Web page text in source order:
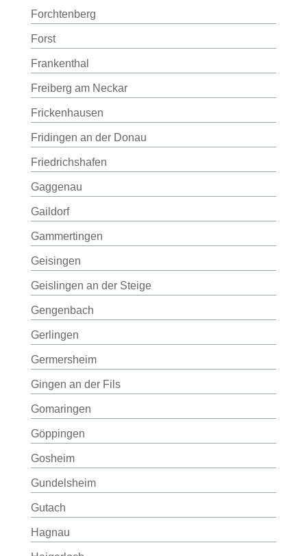
Forchtenberg
Forst
Frankenthal
Freiberg am Neckar
Frickenhausen
Fridingen an der Donau
Friedrichshafen
Gaggenau
Gaildorf
Gammertingen
Geisingen
Geislingen an der Steige
Gengenbach
Gerlingen
Germersheim
Gingen an der Fils
Gomaringen
Göppingen
Gosheim
Gundelsheim
Gutach
Hagnau